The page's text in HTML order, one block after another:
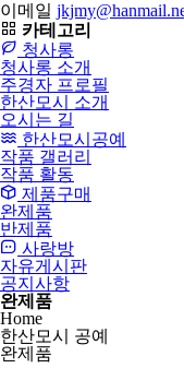
이메일
카테고리
청사롱
청사롱 소개
주경자 프로필
한산모시 소개
오시는 길
한산모시공예
작품 갤러리
작품 활동
제품구매
완제품
반제품
사랑방
자유게시판
공지사항
완제품
Home
한산모시 공예
완제품